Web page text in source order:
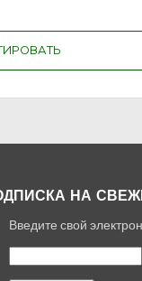
НА
Введите свой